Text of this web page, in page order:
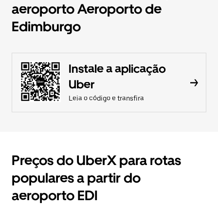
aeroporto Aeroporto de
Edimburgo
Instale a aplicação
Uber
Leia o código e transfira
Preços do UberX para rotas
populares a partir do
aeroporto EDI